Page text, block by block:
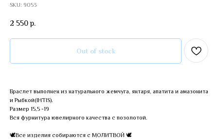
SKU: 9053
2 550 р.
Out of stock
Браслет выполнен из натурального жемчуга, янтаря, апатита и амазонита
и Рыбкой(IHTIS).
Размер 15,5 -19
Вся фурнитура ювелирного качества с позолотой.
🕊Все изделия собираются с МОЛИТВОЙ 🕊